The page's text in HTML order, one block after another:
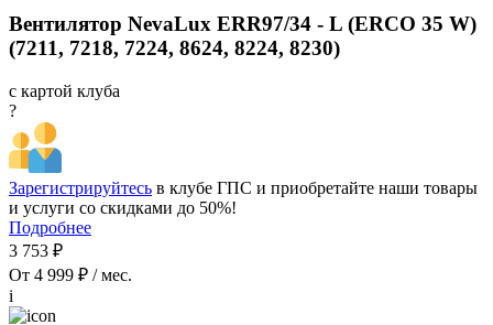
Вентилятор NevaLux ERR97/34 - L (ERCO 35 W)
(7211, 7218, 7224, 8624, 8224, 8230)
с картой клуба
?
Зарегистрируйтесь в клубе ГПС и приобретайте наши товары
и услуги со скидками до 50%!
Подробнее
3 753 ₽
От 4 999 ₽ / мес.
i